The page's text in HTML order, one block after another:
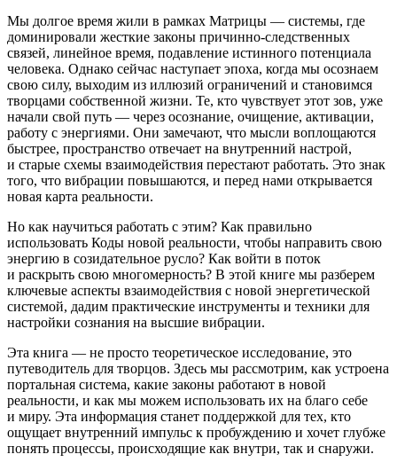
Мы долгое время жили в рамках Матрицы — системы, где
доминировали жесткие законы причинно-следственных
связей, линейное время, подавление истинного потенциала
человека. Однако сейчас наступает эпоха, когда мы осознаем
свою силу, выходим из иллюзий ограничений и становимся
творцами собственной жизни. Те, кто чувствует этот зов, уже
начали свой путь — через осознание, очищение, активации,
работу с энергиями. Они замечают, что мысли воплощаются
быстрее, пространство отвечает на внутренний настрой,
и старые схемы взаимодействия перестают работать. Это знак
того, что вибрации повышаются, и перед нами открывается
новая карта реальности.
Но как научиться работать с этим? Как правильно
использовать Коды новой реальности, чтобы направить свою
энергию в созидательное русло? Как войти в поток
и раскрыть свою многомерность? В этой книге мы разберем
ключевые аспекты взаимодействия с новой энергетической
системой, дадим практические инструменты и техники для
настройки сознания на высшие вибрации.
Эта книга — не просто теоретическое исследование, это
путеводитель для творцов. Здесь мы рассмотрим, как устроена
портальная система, какие законы работают в новой
реальности, и как мы можем использовать их на благо себе
и миру. Эта информация станет поддержкой для тех, кто
ощущает внутренний импульс к пробуждению и хочет глубже
понять процессы, происходящие как внутри, так и снаружи.